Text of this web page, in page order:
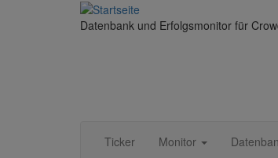
Direkt zum Inhalt
Datenbank und Erfolgsmonitor für
Ticker Monitor